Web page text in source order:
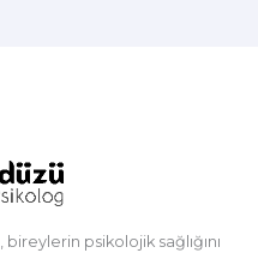
, bireylerin psikolojik sağlığını